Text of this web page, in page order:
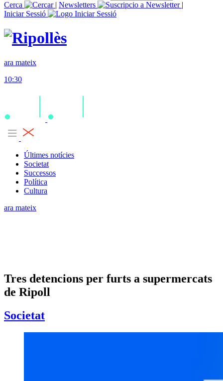
Cerca
| Newsletters
|
Iniciar Sessió
ara mateix
10:30
Últimes notícies
Societat
Successos
Política
Cultura
ara mateix
Tres detencions per furts a supermercats
de Ripoll
Societat